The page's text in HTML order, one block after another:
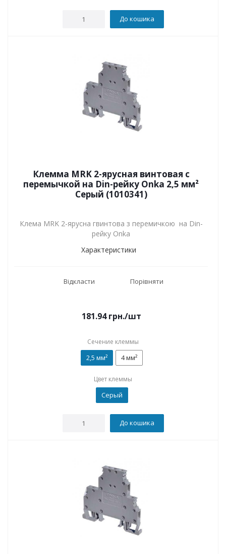
До кошика
Клемма MRK 2-ярусная винтовая с
перемычкой на Din-рейку Onka 2,5 мм²
Серый (1010341)
Клема MRK 2-ярусна гвинтова з перемичкою на Din-
рейку Onka
Характеристики
Відкласти Порівняти
181.94грн./шт
Сечение клеммы
2,5 мм² 4 мм²
Цвет клеммы
Серый
До кошика